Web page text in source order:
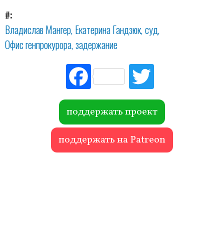
#
Владислав Мангер Екатерина Гандзюк суд
Офис генпрокурора задержание
Fac
ebo
ok r
поддержать проект
поддержать на Patreon